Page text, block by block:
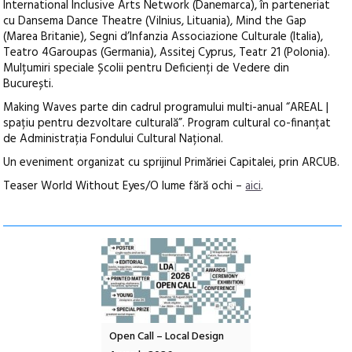
International Inclusive Arts Network (Danemarca), în parteneriat
cu Dansema Dance Theatre (Vilnius, Lituania), Mind the Gap
(Marea Britanie), Segni d’Infanzia Associazione Culturale (Italia),
Teatro 4Garoupas (Germania), Assitej Cyprus, Teatr 21 (Polonia).
Mulțumiri speciale Școlii pentru Deficienți de Vedere din
București.
Making Waves parte din cadrul programului multi-anual “AREAL |
spațiu pentru dezvoltare culturală”. Program cultural co-finanțat
de Administrația Fondului Cultural Național.
Un eveniment organizat cu sprijinul Primăriei Capitalei, prin ARCUB.
Teaser World Without Eyes/O lume fără ochi –aici.
Open Call – Local Design